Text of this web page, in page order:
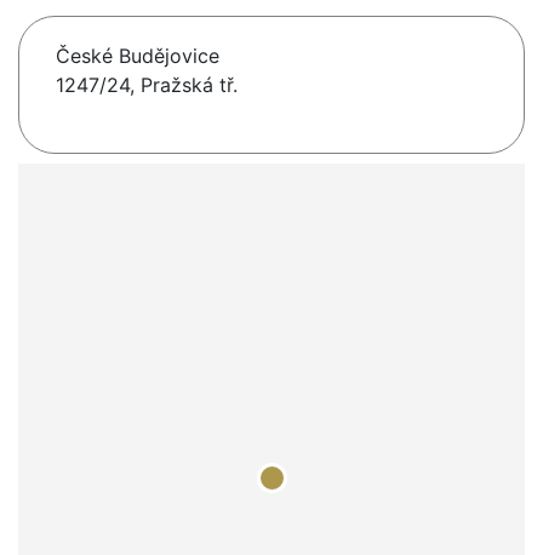
České Budějovice
1247/24, Pražská tř.